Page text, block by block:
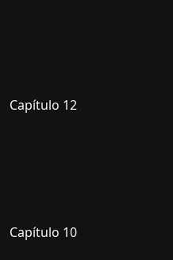
Capítulo 12
Capítulo 10